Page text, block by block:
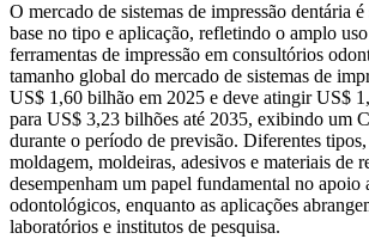
O mercado de sistemas de impressão dentária
base no tipo e aplicação, refletindo o amplo
ferramentas de impressão em consultórios
tamanho global do mercado de sistemas de
US$ 1,60 bilhão em 2025 e deve atingir US$
para US$ 3,23 bilhões até 2035, exibindo um
durante o período de previsão. Diferentes
moldagem, moldeiras, adesivos e materiais de
desempenham um papel fundamental no apoio
odontológicos, enquanto as aplicações
laboratórios e institutos de pesquisa.